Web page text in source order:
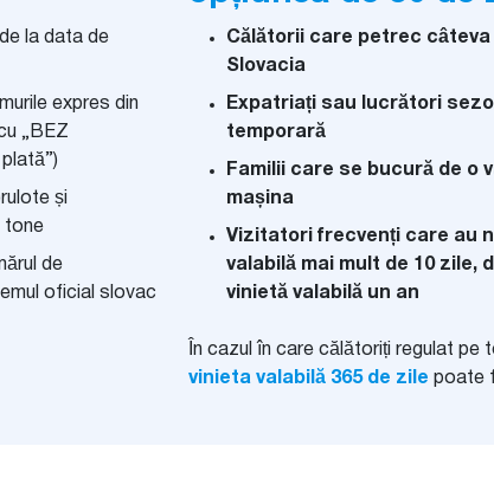
la data de
expres din
„BEZ
și
tone
de
oficial slovac
Călătorii care petrec câteva
Slovacia
Expatriați sau lucrători
temporară
Familii care se bucură de o
mașina
Vizitatori frecvenți care au
valabilă mai mult de 10 zile,
vinietă valabilă un an
În cazul în care călătoriți regulat pe
vinieta valabilă 365 de zile poate